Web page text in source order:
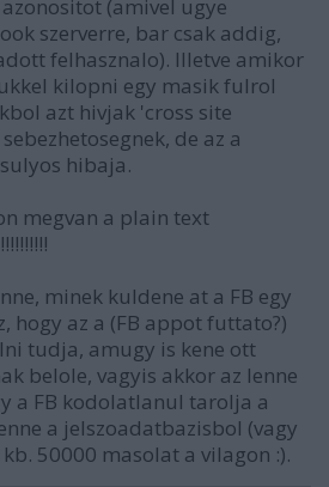
(amivel ugye
szerverre, bar csak addig,
felhasznalo). Illetve amikor
kilopni egy masik fulrol
azt hivjak 'cross site
de az a
hibaja.
megvan a plain text
minek kuldene at a FB egy
hogy az a (FB appot futtato?)
tudja, amugy is kene ott
belole, vagyis akkor az lenne
a FB kodolatlanul tarolja a
a jelszoadatbazisbol (vagy
50000 masolat a vilagon :).